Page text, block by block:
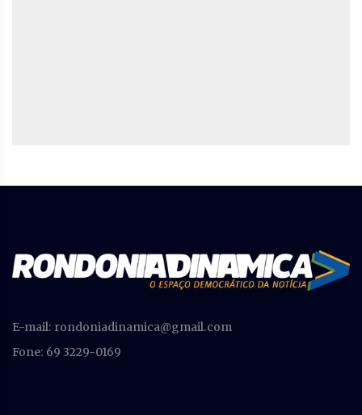
E-mail: rondoniadinamica@gmail.com
Fone: 69 3229-0169